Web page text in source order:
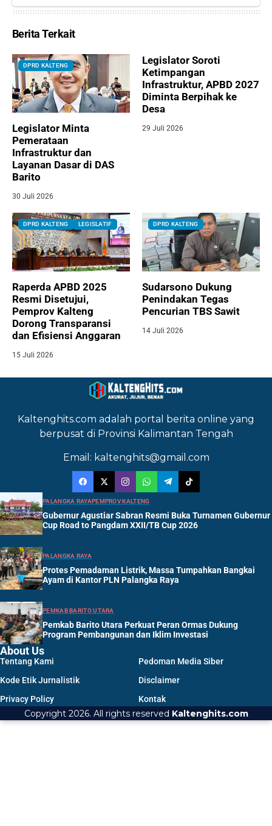
Berita Terkait
DPRD KALTENG
Legislator Minta
Pemerataan
Infrastruktur dan
Layanan Dasar di DAS
Barito
30 Juli 2026
Legislator Soroti
Ketimpangan
Infrastruktur, APBD 2027
Diminta Berpihak ke
Desa
29 Juli 2026
DPRD KALTENG LEGISLATIF
Raperda APBD 2025
Resmi Disetujui,
Pemprov Kalteng
Dorong Transparansi
dan Efisiensi Anggaran
15 Juli 2026
DPRD KALTENG
Sudarsono Dukung
Penindakan Tegas
Pencurian TBS Sawit
14 Juli 2026
Kaltenghits.com adalah portal berita online yang
berpusat di Provinsi Kalimantan Tengah
Email: kaltenghits@gmail.com
PALANGKA RAYAPEMPROV KALTENG
Gubernur Agustiar Sabran Resmi Buka Turnamen Gubernur
Cup Road to Pangdam XXII/TB Cup 2026
PALANGKA RAYA
Protes Pemadaman Listrik, Massa Tumpahkan Bangkai
Ayam di Kantor PLN Palangka Raya
PEMKAB BARITO UTARA
Pemkab Barito Utara Perkuat Peran Ormas Dukung
Program Pembangunan dan Iklim Investasi
About Us
Tentang Kami
Pedoman Media Siber
Kode Etik Jurnalistik
Disclaimer
Privacy Policy
Kontak
Copyright 2026. All rights reserved Kaltenghits.com